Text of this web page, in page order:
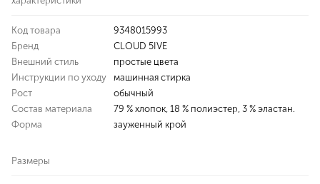
Код товара
9348015993
Бренд
CLOUD 5IVE
Внешний стиль
простые цвета
Инструкции по уходу
машинная стирка
Рост
обычный
Состав материала
79 % хлопок, 18 % полиэстер, 3 % эластан.
Форма
зауженный крой
Размеры